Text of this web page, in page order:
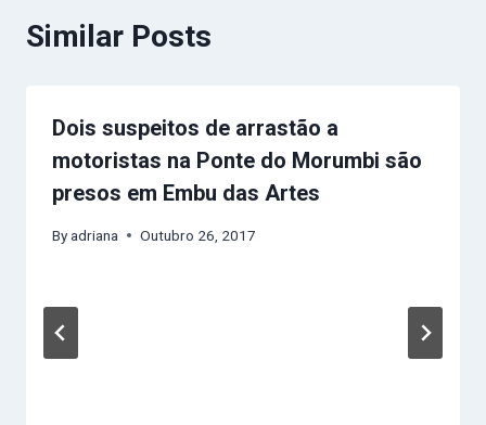
Similar Posts
Dois suspeitos de arrastão a
motoristas na Ponte do Morumbi são
presos em Embu das Artes
Byadriana Outubro 26, 2017